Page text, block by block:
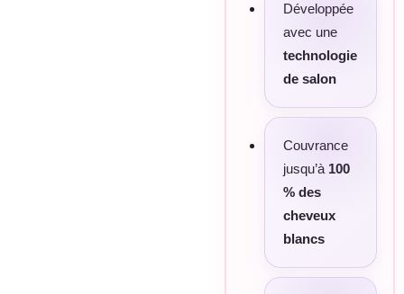
Développée
avec une
technologie
de salon
Couvrance
jusqu’à 100
% des
cheveux
blancs